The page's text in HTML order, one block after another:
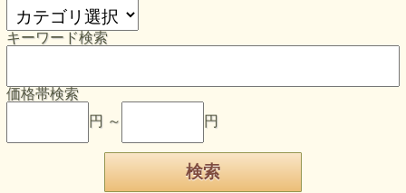
キーワード検索
価格帯検索
円 ～
円